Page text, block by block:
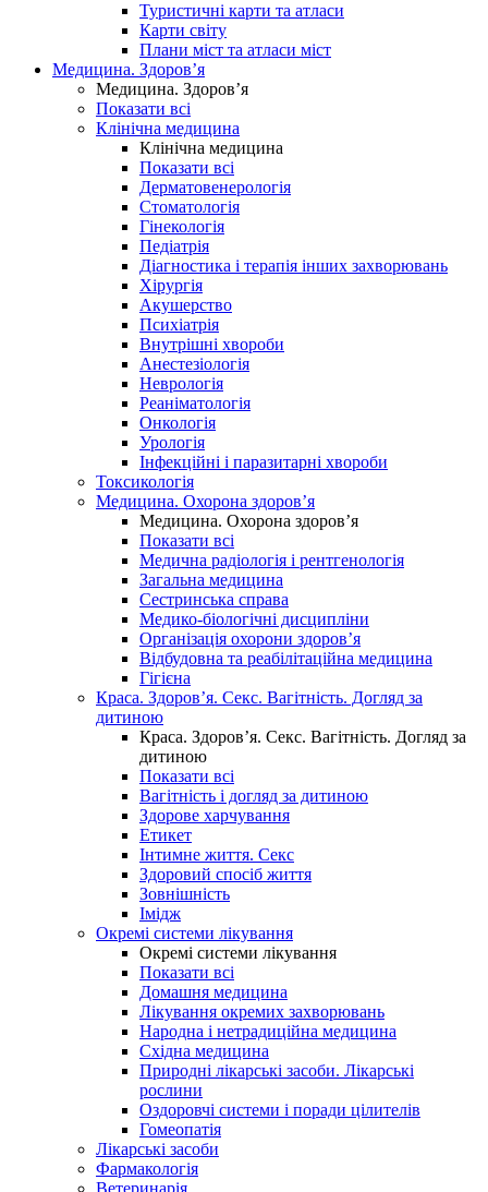
Туристичні карти та атласи
Карти світу
Плани міст та атласи міст
Медицина. Здоров’я
Медицина. Здоров’я
Показати всі
Клінічна медицина
Клінічна медицина
Показати всі
Дерматовенерологія
Стоматологія
Гінекологія
Педіатрія
Діагностика і терапія інших захворювань
Хірургія
Акушерство
Психіатрія
Внутрішні хвороби
Анестезіологія
Неврологія
Реаніматологія
Онкологія
Урологія
Інфекційні і паразитарні хвороби
Токсикологія
Медицина. Охорона здоров’я
Медицина. Охорона здоров’я
Показати всі
Медична радіологія і рентгенологія
Загальна медицина
Сестринська справа
Медико-біологічні дисципліни
Організація охорони здоров’я
Відбудовна та реабілітаційна медицина
Гігієна
Краса. Здоров’я. Секс. Вагітність. Догляд за
дитиною
Краса. Здоров’я. Секс. Вагітність. Догляд за
дитиною
Показати всі
Вагітність і догляд за дитиною
Здорове харчування
Етикет
Інтимне життя. Секс
Здоровий спосіб життя
Зовнішність
Імідж
Окремі системи лікування
Окремі системи лікування
Показати всі
Домашня медицина
Лікування окремих захворювань
Народна і нетрадиційна медицина
Східна медицина
Природні лікарські засоби. Лікарські
рослини
Оздоровчі системи і поради цілителів
Гомеопатія
Лікарські засоби
Фармакологія
Ветеринарія